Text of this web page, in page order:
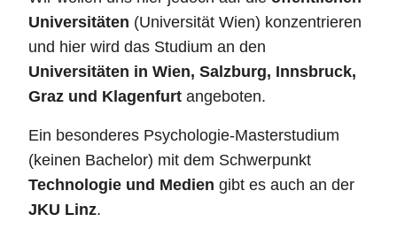
Universitäten (Universität Wien) konzentrieren
und hier wird das Studium an den
Universitäten in Wien, Salzburg, Innsbruck,
Graz und Klagenfurt angeboten.
Ein besonderes Psychologie-Masterstudium
(keinen Bachelor) mit dem Schwerpunkt
Technologie und Medien gibt es auch an der
JKU Linz.